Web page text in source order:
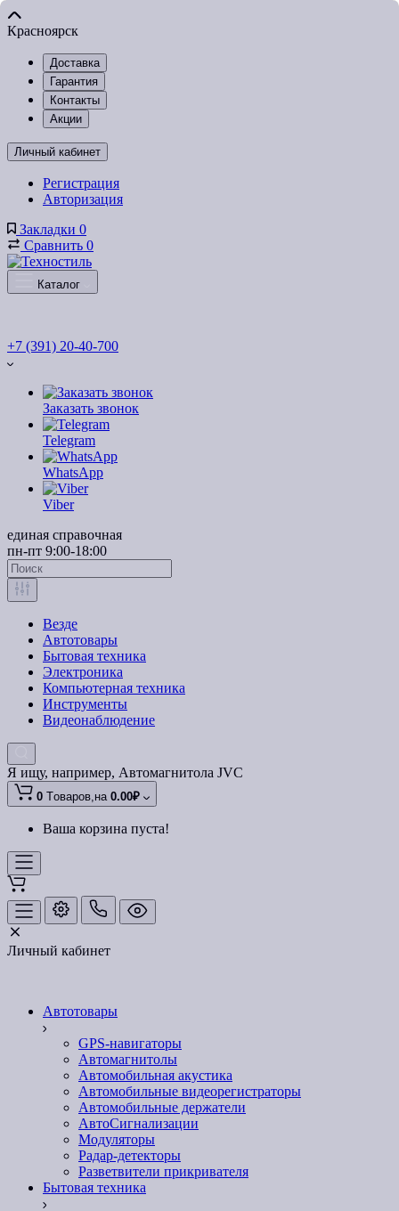
Красноярск
Доставка
Гарантия
Контакты
Акции
Личный кабинет
Регистрация
Авторизация
Закладки 0
Сравнить 0
Каталог
+7 (391) 20-40-700
Заказать звонок
Telegram
WhatsApp
Viber
единая справочная
пн-пт 9:00-18:00
Везде
Автотовары
Бытовая техника
Электроника
Компьютерная техника
Инструменты
Видеонаблюдение
Я ищу, например, Автомагнитола JVC
0 Tоваров,на 0.00₽
Ваша корзина пуста!
Личный кабинет
Автотовары
GPS-навигаторы
Автомагнитолы
Автомобильная акустика
Автомобильные видеорегистраторы
Автомобильные держатели
АвтоСигнализации
Модуляторы
Радар-детекторы
Разветвители прикривателя
Бытовая техника